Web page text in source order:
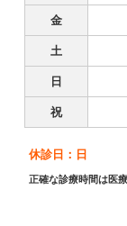
金
土
日
祝
休診日：日
正確な診療時間は医